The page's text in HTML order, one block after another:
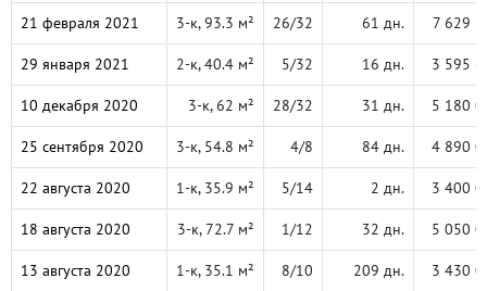
21 февраля 2021 3-к, 93.3 м² 26/32 61 дн. 7 629
29 января 2021 2-к, 40.4 м² 5/32 16 дн. 3 595
10 декабря 2020 3-к, 62 м² 28/32 31 дн. 5 180
25 сентября 2020 3-к, 54.8 м² 4/8 84 дн. 4 890
22 августа 2020 1-к, 35.9 м² 5/14 2 дн. 3 400
18 августа 2020 3-к, 72.7 м² 1/12 32 дн. 5 050
13 августа 2020 1-к, 35.1 м² 8/10 209 дн. 3 430